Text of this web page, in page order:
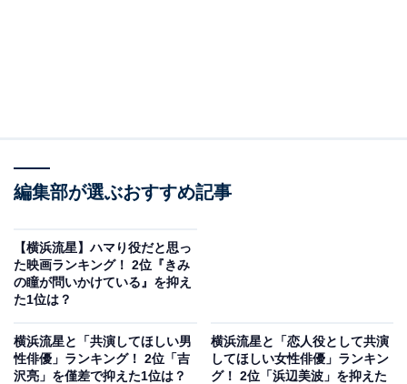
2位にランクインしたのは、「演技力」です。2023年に
で「第48回報知映画賞」主演男優賞を受賞するなど、多
くの作品で演技力が高く評価されています。
作りに定評のある横浜さん。真面目な人柄や持ち前の身
体能力の高さで役に命を注ぎ込んでいます。
編集部が選ぶおすすめ記事
【横浜流星】ハマり役だと思っ
た映画ランキング！ 2位『きみ
の瞳が問いかけている』を抑え
た1位は？
横浜流星と「共演してほしい男
性俳優」ランキング！ 2位「吉
沢亮」を僅差で抑えた1位は？
横浜流星と「恋人役として共演
してほしい女性俳優」ランキン
グ！ 2位「浜辺美波」を抑えた